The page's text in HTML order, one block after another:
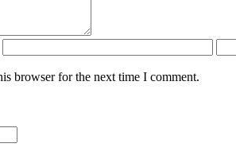
browser for the next time I comment.